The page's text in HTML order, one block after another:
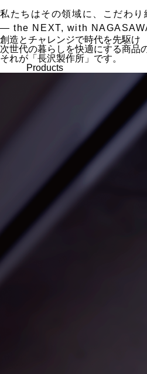
私たちはその領域に、こだわり
— the NEXT, with
創造とチャレンジで時代を先駆け
次世代の暮らしを快適にする商品
それが「長沢製作所」です。
Products